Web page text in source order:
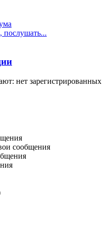
послушать...
нет зарегистрированных
сообщения